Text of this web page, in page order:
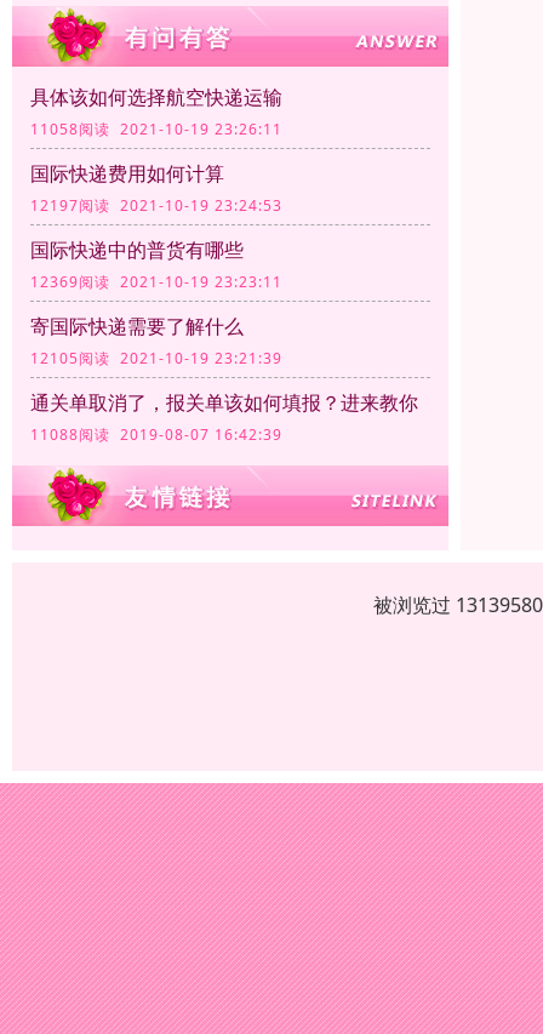
具体该如何选择航空快递运输
11058阅读 2021-10-19 23:26:11
国际快递费用如何计算
12197阅读 2021-10-19 23:24:53
国际快递中的普货有哪些
12369阅读 2021-10-19 23:23:11
寄国际快递需要了解什么
12105阅读 2021-10-19 23:21:39
通关单取消了，报关单该如何填报？进来教你
11088阅读 2019-08-07 16:42:39
被浏览过